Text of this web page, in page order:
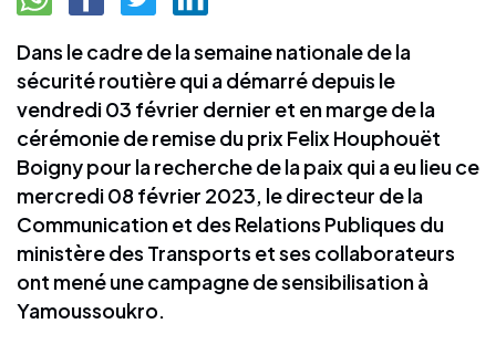
Dans le cadre de la semaine nationale de la
sécurité routière qui a démarré depuis le
vendredi 03 février dernier et en marge de la
cérémonie de remise du prix Felix Houphouët
Boigny pour la recherche de la paix qui a eu lieu ce
mercredi 08 février 2023, le directeur de la
Communication et des Relations Publiques du
ministère des Transports et ses collaborateurs
ont mené une campagne de sensibilisation à
Yamoussoukro.